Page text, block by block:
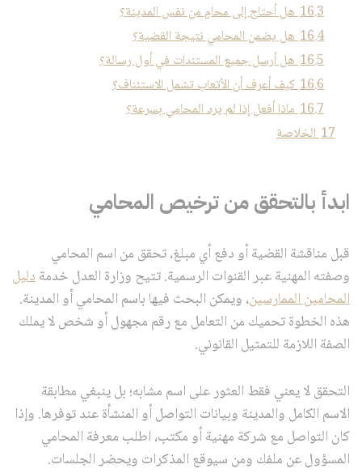
16.3 هل أحتاج إلى محامٍ من نفس المدينة؟
16.4 هل يضمن المحامي نتيجة القضية؟
16.5 هل أرسل جميع المستندات في أول رسالة؟
16.6 كيف أعرف أن الأتعاب تشمل الاستئناف؟
16.7 ماذا أفعل إذا لم يرد المحامي بسرعة؟
17 الخلاصة
ابدأ بالتحقق من ترخيص المحامي
قبل مناقشة القضية أو دفع أي مبلغ، تحقق من اسم المحامي
وصفته المهنية عبر القنوات الرسمية. تتيح وزارة العدل خدمةدليل
المحامين الممارسين، ويمكن البحث فيها باسم المحامي أو المدينة.
هذه الخطوة تحميك من التعامل مع رقم مجهول أو شخص لا يملك
الصفة اللازمة للتمثيل القانوني.
التحقق لا يعني فقط العثور على اسم مشابه؛ بل ينبغي مطابقة
الاسم الكامل والمدينة وبيانات التواصل أو المنشأة عند توفرها. وإذا
كان التواصل مع شركة مهنية أو مكتب، اطلب معرفة المحامي
المسؤول عن ملفك ومن سيوقع المذكرات ويحضر الجلسات.